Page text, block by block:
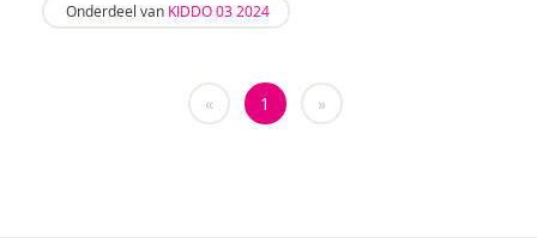
Denise Enthoven
Belinda Fallaux
Onderdeel van KIDDO 03 2024
« 1 »